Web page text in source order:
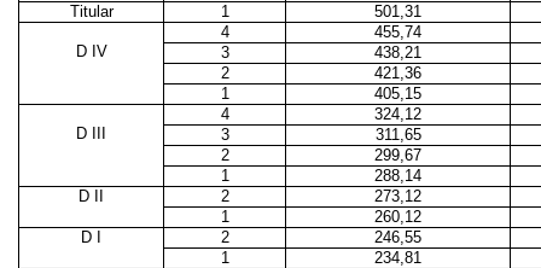
Titular
1
501,31
4
455,74
D IV
3
438,21
2
421,36
1
405,15
4
324,12
D III
3
311,65
2
299,67
1
288,14
D II
2
273,12
1
260,12
D I
2
246,55
1
234,81